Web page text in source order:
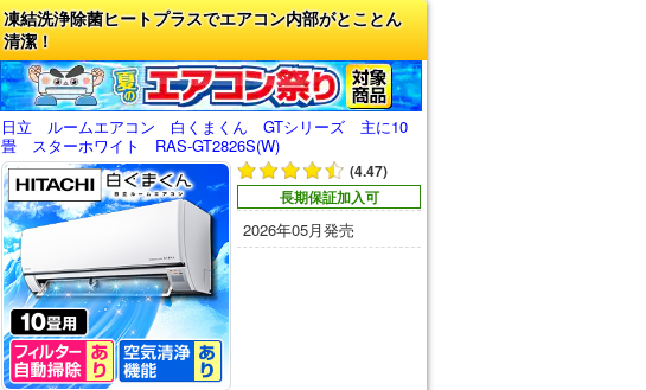
凍結洗浄除菌ヒートプラスでエアコン内部がとことん
清潔！
日立 ルームエアコン 白くまくん GTシリーズ 主に10
畳 スターホワイト RAS-GT2826S(W)
(4.47)
長期保証加入可
2026年05月発売